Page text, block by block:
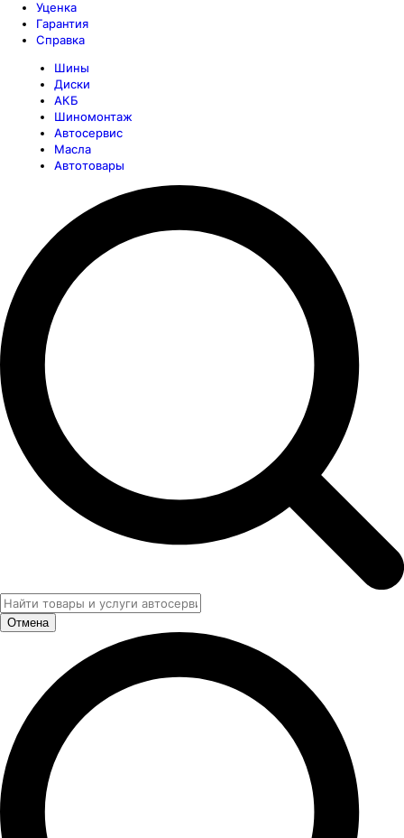
Уценка
Гарантия
Справка
Шины
Диски
АКБ
Шиномонтаж
Автосервис
Масла
Автотовары
Отмена